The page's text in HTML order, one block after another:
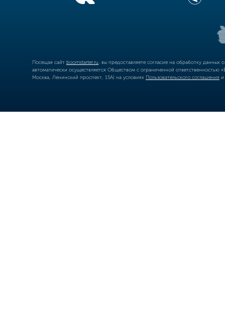
Посещая сайт boomstarter.ru , вы предоставляете согласие на обработку
автоматически осуществляется Обществом с ограниченной
Москва, Ленинский проспект, 15А) на условиях Пользовательского соглашения и